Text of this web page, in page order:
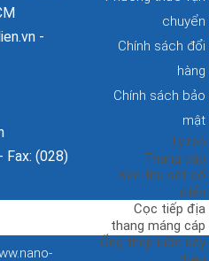
-
Fax: (028)
chuyển
Chính sách đổi
hàng
Chính sách bảo
mật
Ty ren
Thang cáp
Kim thu sét cổ
điển
Cọc tiếp địa
thang máng cáp
Ống thép luồn dây